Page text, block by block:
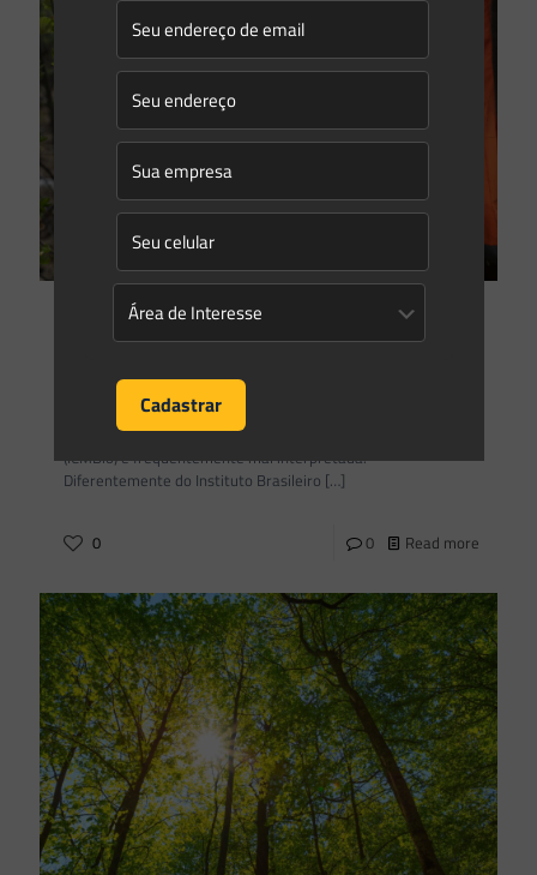
Isabella Dabrowski Pedrini
De que forma o ICMBio participa dos processos de
No contexto do licenciamento ambiental no Brasil, a atuação
do Instituto Chico Mendes de Conservação da Biodiversidade
(ICMBio) é frequentemente mal interpretada.
Diferentemente do Instituto Brasileiro […]
0 0 Read more